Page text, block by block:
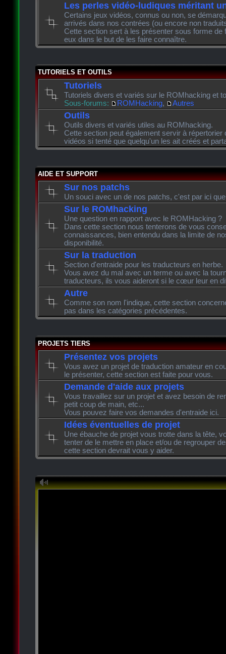
Les perles vidéo-ludiques méritant
Certains jeux vidéos, connus ou non, se
arrivés dans nos contrées (ou encore non
Cette section sert à les présenter sous forme de
eux dans le but de les faire connaître.
TUTORIELS ET OUTILS
Tutoriels
Tutoriels divers et variés sur le ROMhacking et
Sous-forums:
ROMHacking, Autres
Outils
Outils divers et variés utiles au ROMhacking.
Cette section peut également servir à
vidéos si tenté que quelqu'un les ait créés et
AIDE ET SUPPORT
Sur nos patchs
Un souci avec un de nos patchs, c'est par ici
Sur le ROMhacking
Une question en rapport avec le ROMHacking ?
Dans cette section nous tenterons de vous
connaissances, bien entendu dans la limite de
disponibilité.
Sur la traduction
Section d'entraide pour les traducteurs en herbe.
Vous avez du mal avec un terme ou avec la
traducteurs, ils vous aideront si le cœur leur en
Autre
Comme son nom l'indique, cette section
pas dans les catégories précédentes.
PROJETS TIERS
Présentez vos projets
Vous avez un projet de traduction amateur en
le présenter, cette section est faite pour vous.
Demande d'aide aux projets
Vous travaillez sur un projet et avez besoin de
petit coup de main, etc...
Vous pouvez faire vos demandes d'entraide ici.
Idées éventuelles de projet
Une ébauche de projet vous trotte dans la tête,
tenter de le mettre en place et/ou de regrouper
cette section devrait vous y aider.